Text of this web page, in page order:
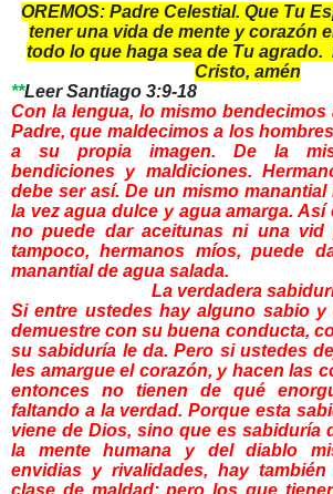
OREMOS: Padre Celestial. Que Tu
tener una vida de mente y corazón
todo lo que haga sea de Tu agrado.
Cristo, amén
**Leer Santiago 3:9-18
Con la lengua, lo mismo
Padre, que maldecimos a los
a su propia imagen. De la
bendiciones y maldiciones.
debe ser así. De un mismo
la vez agua dulce y agua amarga.
no puede dar aceitunas ni una vid
tampoco, hermanos míos, puede
manantial de agua salada.
La verdadera
Si entre ustedes hay alguno sabio y
demuestre con su buena conducta,
su sabiduría le da. Pero si ustedes
les amargue el corazón, y hacen las
entonces no tienen de qué
faltando a la verdad. Porque esta
viene de Dios, sino que es sabiduría
la mente humana y del diablo
envidias y rivalidades, hay
clase de maldad; pero los que